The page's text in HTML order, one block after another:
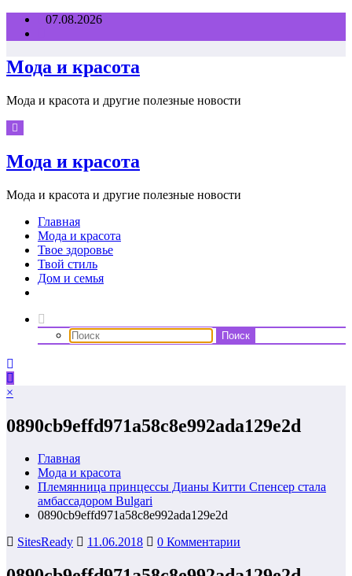
Перейти07.08.2026
Мода и красота
Мода и красота и другие полезные новости
Мода и красота
Мода и красота и другие полезные новости
Главная
Мода и красота
Твое здоровье
Твой стиль
Дом и семья
×
0890cb9effd971a58c8e992ada129e2d
Главная
Мода и красота
Племянница принцессы Дианы Китти Спенсер стала
амбассадором Bulgari
0890cb9effd971a58c8e992ada129e2d
SitesReady
11.06.2018 0 Комментарии